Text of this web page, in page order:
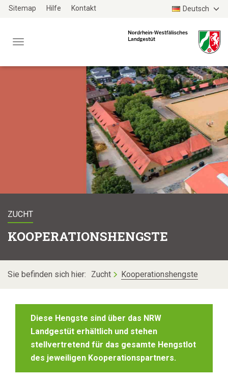
ZumSitemap Hilfe Kontakt Deutsch
Menü
WEBSITE
KOOPERATIONSHENGSTE
ZUCHT
Sie befinden sich hier: Zucht Kooperationshengste
Diese Hengste sind über das NRW
Landgestüt erhältlich und stehen
stellvertretend für das gesamte Hengstlot
des jeweiligen Kooperationspartners.